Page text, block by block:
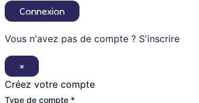
Connexion
Vous n'avez pas de compte ? S'inscrire
×
Créez votre compte
Type de compte *